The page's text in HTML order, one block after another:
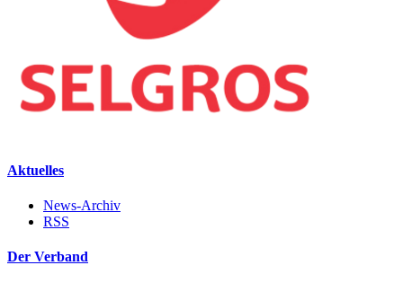
Aktuelles
News-Archiv
RSS
Der Verband